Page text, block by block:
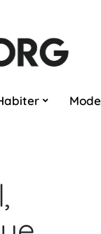
Mode